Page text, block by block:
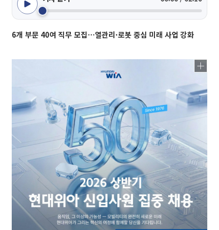
6개 부문 40여 직무 모집⋯열관리·로봇 중심 미래 사업 강화